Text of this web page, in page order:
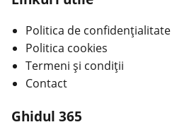
Politica de confidențialitate
Politica cookies
Termeni și condiții
Contact
Ghidul 365